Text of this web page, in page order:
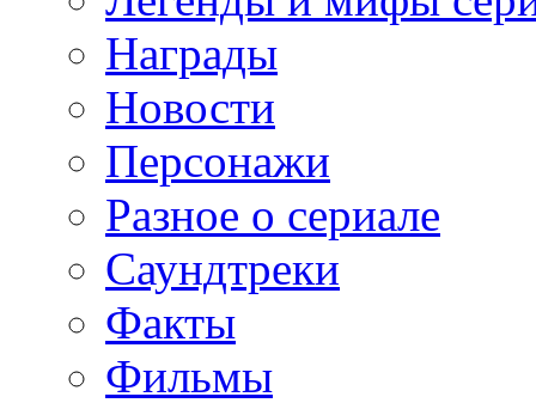
Награды
Новости
Персонажи
Разное о сериале
Саундтреки
Факты
Фильмы